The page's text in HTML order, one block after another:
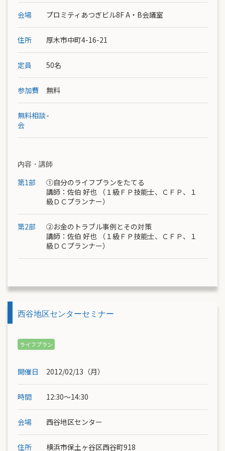
会場 プロミティあつぎビル8F A・B会議室
住所 厚木市中町4-16-21
定員 50名
参加費 無料
無料相談
会
-
内容・講師
第1部
①自分のライフプランをたてる
講師： 佐伯 好也（１級ＦＰ技能士、ＣＦＰ、１
級ＤＣプランナー）
第2部
②お金のトラブル事例とその対策
講師： 佐伯 好也（１級ＦＰ技能士、ＣＦＰ、１
級ＤＣプランナー）
西谷地区センターセミナー
開催日 2012/02/13（月）
時間 12:30～14:30
会場 西谷地区センター
住所 横浜市保土ヶ谷区西谷町918